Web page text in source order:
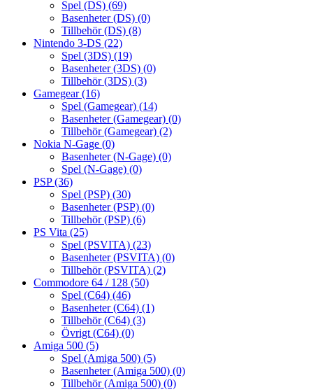
Spel (DS) (69)
Basenheter (DS) (0)
Tillbehör (DS) (8)
Nintendo 3-DS (22)
Spel (3DS) (19)
Basenheter (3DS) (0)
Tillbehör (3DS) (3)
Gamegear(16)
Spel (Gamegear) (14)
Basenheter (Gamegear) (0)
Tillbehör (Gamegear) (2)
Nokia N-Gage (0)
Basenheter (N-Gage) (0)
Spel (N-Gage) (0)
PSP(36)
Spel (PSP) (30)
Basenheter (PSP) (0)
Tillbehör (PSP) (6)
PS Vita (25)
Spel (PSVITA) (23)
Basenheter (PSVITA) (0)
Tillbehör (PSVITA) (2)
Commodore 64 / 128 (50)
Spel (C64) (46)
Basenheter (C64) (1)
Tillbehör (C64) (3)
Övrigt (C64) (0)
Amiga 500 (5)
Spel (Amiga 500) (5)
Basenheter (Amiga 500) (0)
Tillbehör (Amiga 500) (0)